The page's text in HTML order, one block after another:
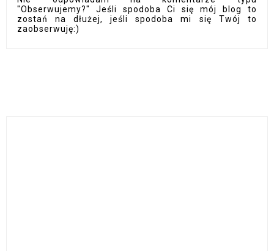
"Obserwujemy?" Jeśli spodoba Ci się mój blog to
zostań na dłużej, jeśli spodoba mi się Twój to
zaobserwuję:)